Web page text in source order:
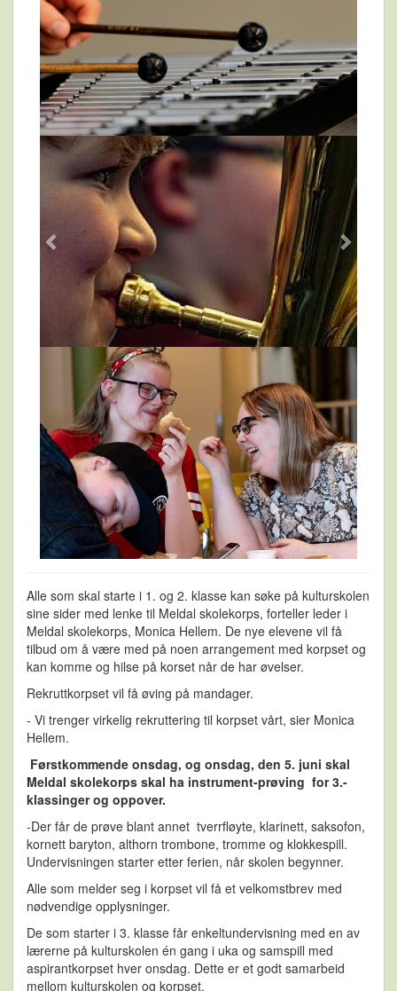
Alle som skal starte i 1. og 2. klasse kan søke på kulturskolen
sine sider med lenke til Meldal skolekorps, forteller leder i
Meldal skolekorps, Monica Hellem. De nye elevene vil få
tilbud om å være med på noen arrangement med korpset og
kan komme og hilse på korset når de har øvelser.
Rekruttkorpset vil få øving på mandager.
- Vi trenger virkelig rekruttering til korpset vårt, sier Monica
Hellem.
Førstkommende onsdag, og onsdag, den 5. juni skal
Meldal skolekorps skal ha instrument-prøving for 3.-
klassinger og oppover.
-Der får de prøve blant annet tverrfløyte, klarinett, saksofon,
kornett baryton, althorn trombone, tromme og klokkespill.
Undervisningen starter etter ferien, når skolen begynner.
Alle som melder seg i korpset vil få et velkomstbrev med
nødvendige opplysninger.
De som starter i 3. klasse får enkeltundervisning med en av
lærerne på kulturskolen én gang i uka og samspill med
aspirantkorpset hver onsdag. Dette er et godt samarbeid
mellom kulturskolen og korpset.